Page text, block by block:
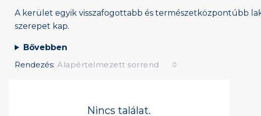
A kerület egyik visszafogottabb és természetközpontúbb
szerepet kap.
Bővebben
Rendezés: Alapértelmezett sorrend
Nincs találat.